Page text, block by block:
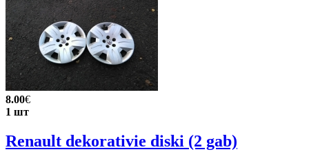
8.00€
1 шт
Renault dekorativie diski (2 gab)